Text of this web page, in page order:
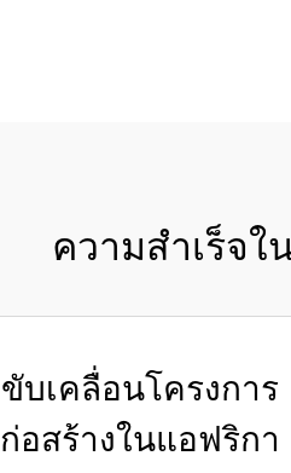
ความสำเร็จใ
ขับเคลื่อนโครงการ
ก่อสร้างในแอฟริกา